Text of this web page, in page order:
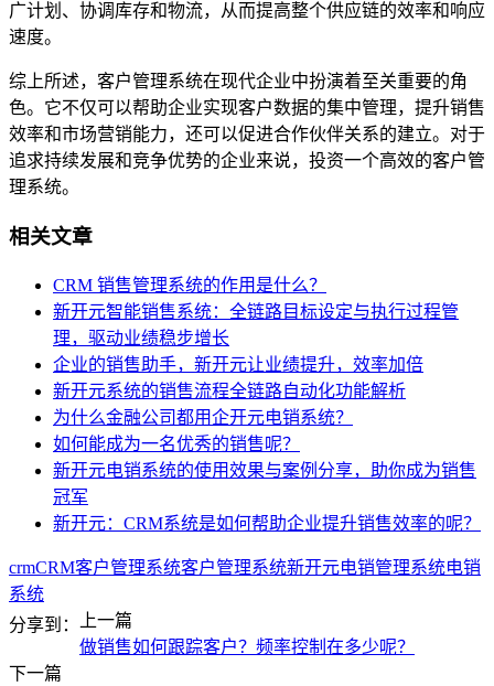
广计划、协调库存和物流，从而提高整个供应链的效率和响应
速度。
综上所述，客户管理系统在现代企业中扮演着至关重要的角
色。它不仅可以帮助企业实现客户数据的集中管理，提升销售
效率和市场营销能力，还可以促进合作伙伴关系的建立。对于
追求持续发展和竞争优势的企业来说，投资一个高效的客户管
理系统。
相关文章
CRM 销售管理系统的作用是什么？
新开元智能销售系统：全链路目标设定与执行过程管
理，驱动业绩稳步增长
企业的销售助手，新开元让业绩提升，效率加倍
新开元系统的销售流程全链路自动化功能解析
为什么金融公司都用企开元电销系统？
如何能成为一名优秀的销售呢？
新开元电销系统的使用效果与案例分享，助你成为销售
冠军
新开元：CRM系统是如何帮助企业提升销售效率的呢？
crmCRM客户管理系统客户管理系统新开元电销管理系统电销
系统
分享到：
上一篇
做销售如何跟踪客户？频率控制在多少呢？
下一篇